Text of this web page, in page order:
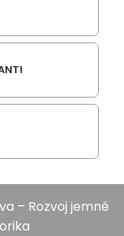
– Rozvoj jemné